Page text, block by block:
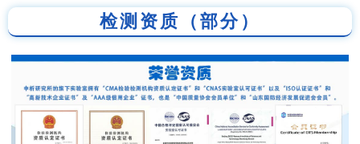
检测资质（部分）